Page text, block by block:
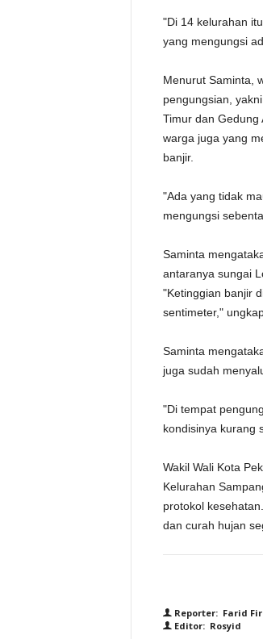
"Di 14 kelurahan
yang mengungsi
Menurut Saminta,
pengungsian,
Timur dan Gedung
warga juga yang
banjir.
"Ada yang tidak
mengungsi
Saminta
antaranya sungai
"Ketinggian banjir
sentimeter,"
Saminta
juga sudah
"Di tempat
kondisinya kurang
Wakil Wali Kota
Kelurahan
protokol
dan curah hujan
Reporter: Farid
Editor: Rosyid